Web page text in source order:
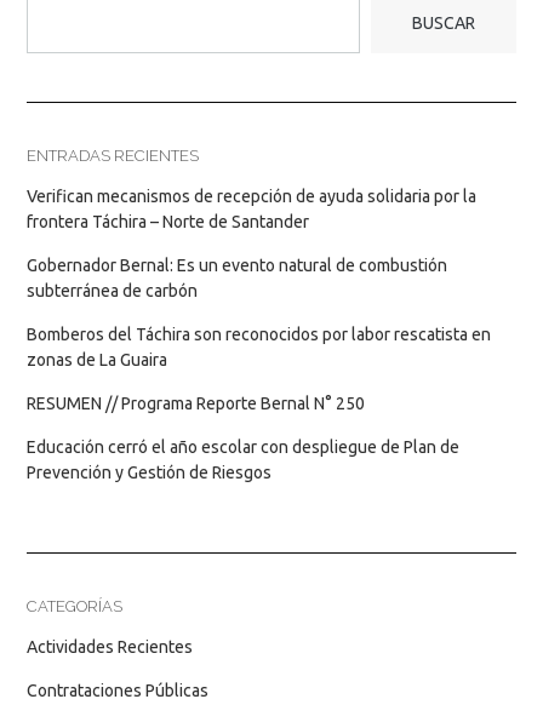
BUSCAR
ENTRADAS RECIENTES
Verifican mecanismos de recepción de ayuda solidaria por la
frontera Táchira – Norte de Santander
Gobernador Bernal: Es un evento natural de combustión
subterránea de carbón
Bomberos del Táchira son reconocidos por labor rescatista en
zonas de La Guaira
RESUMEN // Programa Reporte Bernal N° 250
Educación cerró el año escolar con despliegue de Plan de
Prevención y Gestión de Riesgos
CATEGORÍAS
Actividades Recientes
Contrataciones Públicas